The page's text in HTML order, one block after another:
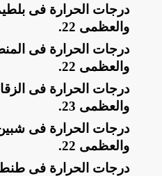
والعظمى 22
.
والعظمى 22
.
والعظمى 23
.
والعظمى 22
.